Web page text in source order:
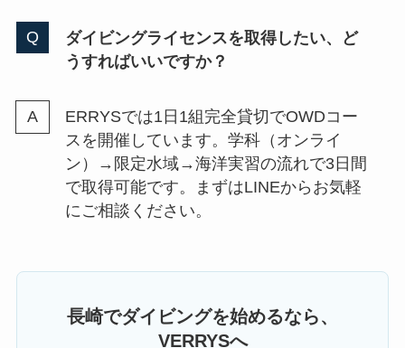
ダイビングライセンスを取得したい、ど
うすればいいですか？
ERRYSでは1日1組完全貸切でOWDコー
スを開催しています。学科（オンライ
ン）→限定水域→海洋実習の流れで3日間
で取得可能です。まずはLINEからお気軽
にご相談ください。
長崎でダイビングを始めるなら、
VERRYSへ